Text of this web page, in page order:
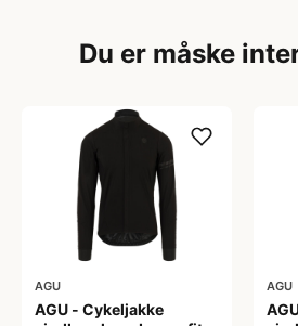
Du er måske
AGU
AGU - Cykeljakke
AGU